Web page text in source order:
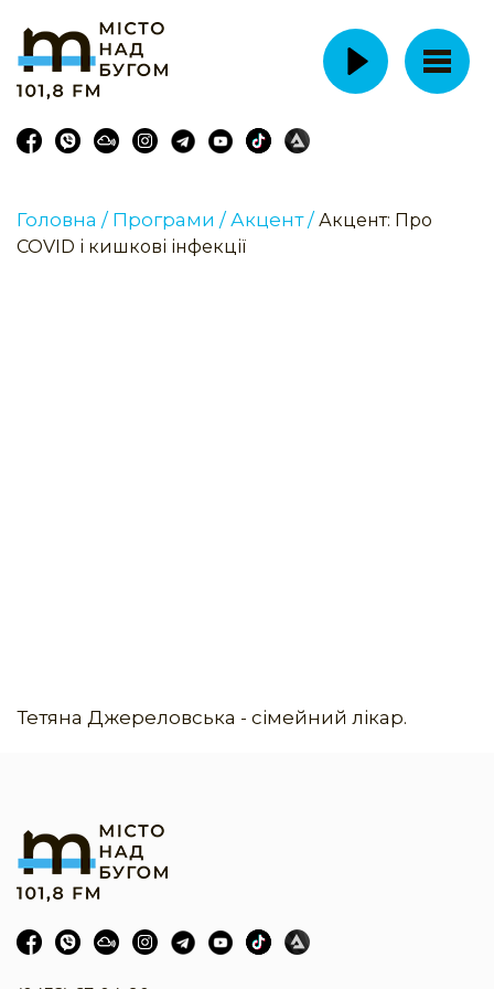
Головна / Програми / Акцент / Акцент: Про
COVID і кишкові інфекції
Тетяна Джереловська - сімейний лікар.